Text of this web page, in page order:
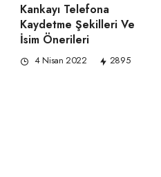
Kankayı Telefona
Kaydetme Şekilleri Ve
İsim Önerileri
4 Nisan 2022 2895